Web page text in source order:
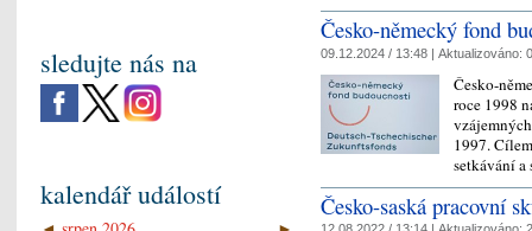
Česko-německý fond
09.12.2024 / 13:48 | Aktualizováno:
Česko-
roce 1998
1997.
setkávání
Česko-saská pracovní
sledujte nás na
kalendář událostí